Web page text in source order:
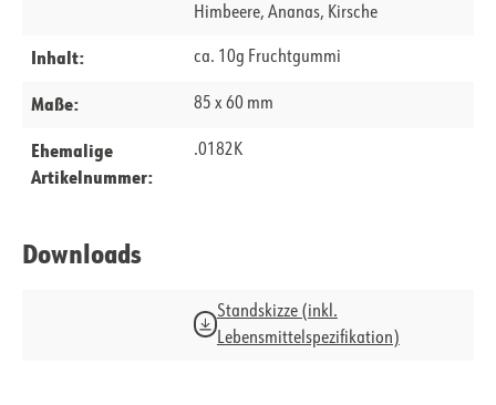
Himbeere, Ananas, Kirsche
Inhalt: ca. 10g Fruchtgummi
Maße: 85 x 60 mm
Ehemalige
Artikelnummer:
.0182K
Downloads
Standskizze (inkl.
Lebensmittelspezifikation)